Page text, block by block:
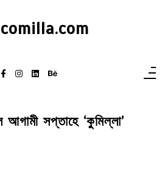
আগামী সপ্তাহে ‘কুমিল্লা’